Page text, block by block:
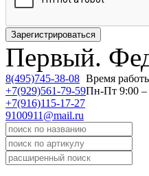
Первый.
8(495)745-38-08
+7(929)561-79-59
+7(916)115-17-27
9100911@mail.ru
Время
Пн-Пт 9:00 –